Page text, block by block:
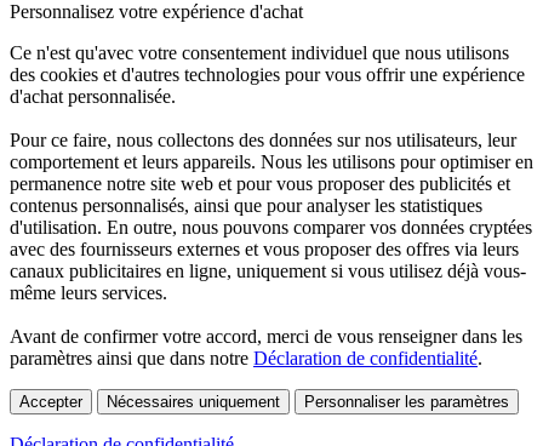
Personnalisez votre expérience d'achat
Ce n'est qu'avec votre consentement individuel que nous utilisons
des cookies et d'autres technologies pour vous offrir une expérience
d'achat personnalisée.
Pour ce faire, nous collectons des données sur nos utilisateurs, leur
comportement et leurs appareils. Nous les utilisons pour optimiser en
permanence notre site web et pour vous proposer des publicités et
contenus personnalisés, ainsi que pour analyser les statistiques
d'utilisation. En outre, nous pouvons comparer vos données cryptées
avec des fournisseurs externes et vous proposer des offres via leurs
canaux publicitaires en ligne, uniquement si vous utilisez déjà vous-
même leurs services.
Avant de confirmer votre accord, merci de vous renseigner dans les
paramètres ainsi que dans notre Déclaration de confidentialité.
Accepter Nécessaires uniquement Personnaliser les paramètres